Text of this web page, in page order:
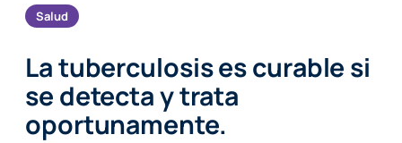
Salud
La tuberculosis es curable si
se detecta y trata
oportunamente.